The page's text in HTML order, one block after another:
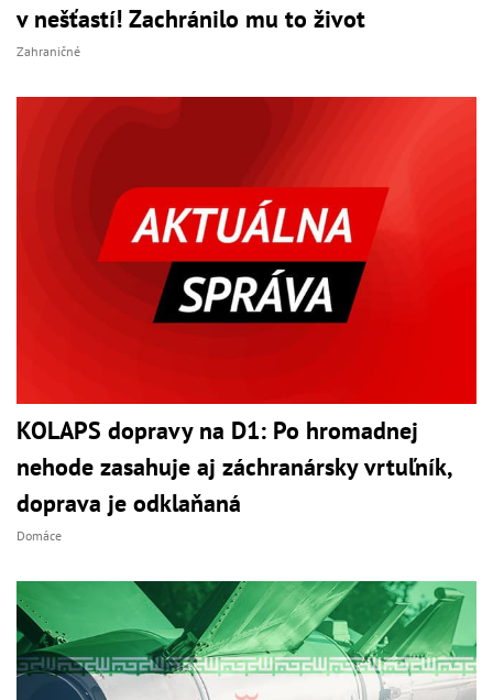
v nešťastí! Zachránilo mu to život
Zahraničné
KOLAPS dopravy na D1: Po hromadnej
nehode zasahuje aj záchranársky vrtuľník,
doprava je odklaňaná
Domáce